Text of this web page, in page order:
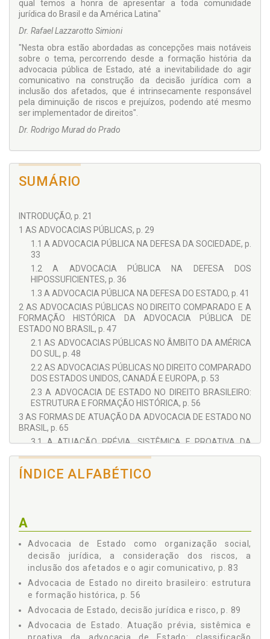
qual temos a honra de apresentar a toda comunidade
jurídica do Brasil e da América Latina"
Dr. Rafael Lazzarotto Simioni
"Nesta obra estão abordadas as concepções mais notáveis
sobre o tema, percorrendo desde a formação história da
advocacia pública de Estado, até a inevitabilidade do agir
comunicativo na construção da decisão jurídica com a
inclusão dos afetados, que é intrinsecamente responsável
pela diminuição de riscos e prejuízos, podendo até mesmo
ser implementador de direitos".
Dr. Rodrigo Murad do Prado
SUMÁRIO
INTRODUÇÃO, p. 21
1 AS ADVOCACIAS PÚBLICAS, p. 29
1.1 A ADVOCACIA PÚBLICA NA DEFESA DA SOCIEDADE, p.
33
1.2 A ADVOCACIA PÚBLICA NA DEFESA DOS
HIPOSSUFICIENTES, p. 36
1.3 A ADVOCACIA PÚBLICA NA DEFESA DO ESTADO, p. 41
2 AS ADVOCACIAS PÚBLICAS NO DIREITO COMPARADO E A
FORMAÇÃO HISTÓRICA DA ADVOCACIA PÚBLICA DE
ESTADO NO BRASIL, p. 47
2.1 AS ADVOCACIAS PÚBLICAS NO ÂMBITO DA AMÉRICA
DO SUL, p. 48
2.2 AS ADVOCACIAS PÚBLICAS NO DIREITO COMPARADO
DOS ESTADOS UNIDOS, CANADÁ E EUROPA, p. 53
2.3 A ADVOCACIA DE ESTADO NO DIREITO BRASILEIRO:
ESTRUTURA E FORMAÇÃO HISTÓRICA, p. 56
3 AS FORMAS DE ATUAÇÃO DA ADVOCACIA DE ESTADO NO
BRASIL, p. 65
3.1 A ATUAÇÃO PRÉVIA, SISTÊMICA E PROATIVA DA
3.2 OUTRAS FORMAS DE ATUAÇÃO DESCRITAS NA
4 A ADVOCACIA DE ESTADO COMO ORGANIZAÇÃO SOCIAL,
A DECISÃO JURÍDICA, A CONSIDERAÇÃO DOS RISCOS, A
INCLUSÃO DOS AFETADOS E O AGIR COMUNICATIVO, p. 83
4.1 ADVOCACIA DE ESTADO, DECISÃO JURÍDICA E RISCO,
p. 89
4.2 A NECESSÁRIA INCLUSÃO DOS AFETADOS, p. 95
4.3 A ADVOCACIA PÚBLICA DE ESTADO E O AGIR
COMUNICATIVO, p. 98
CONCLUSÃO, p. 101
ÍNDICE ALFABÉTICO
A
Advocacia de Estado como organização social,
decisão jurídica, a consideração dos riscos, a
inclusão dos afetados e o agir comunicativo, p. 83
Advocacia de Estado no direito brasileiro: estrutura
e formação histórica, p. 56
Advocacia de Estado, decisão jurídica e risco, p. 89
Advocacia de Estado. Atuação prévia, sistêmica e